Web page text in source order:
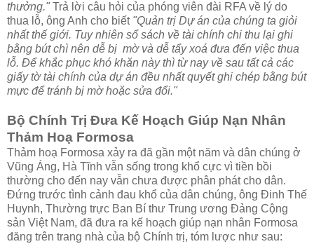
thưởng." Trả lời câu hỏi của phóng viên đài RFA về lý do
thua lỗ, ông Anh cho biết "Quản trị Dự án của chúng ta giỏi
nhất thế giới. Tuy nhiên sổ sách về tài chính chi thu lại ghi
bằng bút chì nên dễ bị mờ và dễ tẩy xoá đưa đến việc thua
lỗ. Để khắc phục khó khăn này thì từ nay về sau tất cả các
giấy tờ tài chính của dự án đều nhất quyết ghi chép bằng bút
mực để tránh bị mờ hoặc sửa đổi."
Bộ Chính Trị Đưa Kế Hoạch Giúp Nạn Nhân
Thảm Hoạ Formosa
Thảm hoạ Formosa xảy ra đã gần một năm và dân chúng ở
Vũng Áng, Hà Tĩnh vẫn sống trong khổ cực vì tiền bồi
thường cho đến nay vẫn chưa được phân phát cho dân.
Đứng trước tình cảnh đau khổ của dân chúng, ông Đinh Thế
Huynh, Thường trực Ban Bí thư Trung ương Đảng Cộng
sản Việt Nam, đã đưa ra kế hoạch giúp nạn nhân Formosa
đăng trên trang nhà của bộ Chính trị, tóm lược như sau: